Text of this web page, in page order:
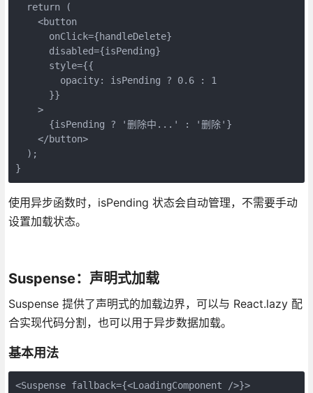
  return (
    <button
      onClick={handleDelete}
      disabled={isPending}
      style={{
        opacity: isPending ? 0.6 : 1
      }}
    >
      {isPending ? '删除中...' : '删除'}
    </button>
  );
}
使用异步函数时，isPending 状态会自动管理，不需要手动
设置加载状态。
Suspense：声明式加载
Suspense 提供了声明式的加载边界，可以与 React.lazy 配
合实现代码分割，也可以用于异步数据加载。
基本用法
<Suspense fallback={<LoadingComponent />}>